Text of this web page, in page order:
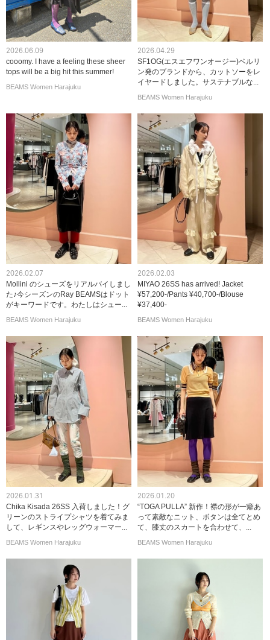
2026.06.09
cooomy. I have a feeling these sheer
tops will be a big hit this summer!
BEAMS Women Harajuku
2026.04.29
SF1OG(エスエフワンオージー)ベルリ
ン発のブランドから、カットソーをレ
イヤードしました。サステナブルな...
BEAMS Women Harajuku
2026.02.07
Mollini のシューズをリアルバイしまし
た♪今シーズンのRay BEAMSはドット
がキーワードです。わたしはシュー...
BEAMS Women Harajuku
2026.02.03
MIYAO 26SS has arrived! Jacket
¥57,200-/Pants ¥40,700-/Blouse
¥37,400-
BEAMS Women Harajuku
2026.01.31
Chika Kisada 26SS 入荷しました！グ
リーンのストライプシャツを着てみま
して、レギンスやレッグウォーマー...
BEAMS Women Harajuku
2026.01.20
“TOGA PULLA” 新作！襟の形が一癖あ
って素敵なニット、ボタンは全てとめ
て、膝丈のスカートを合わせて、...
BEAMS Women Harajuku